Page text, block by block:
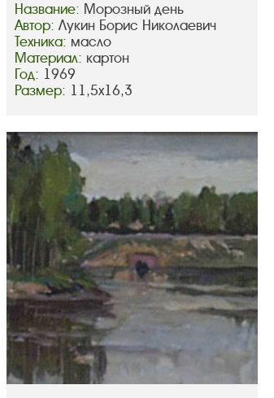
Название: Морозный день
Автор: Лукин Борис Николаевич
Техника: масло
Материал: картон
Год: 1969
Размер: 11,5х16,3